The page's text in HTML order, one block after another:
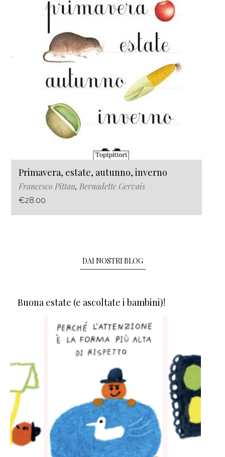
Primavera, estate, autunno, inverno
Francesco Pittau, Bernadette Gervais
€28.00
DAI NOSTRI BLOG
Buona estate (e ascoltate i bambini)!